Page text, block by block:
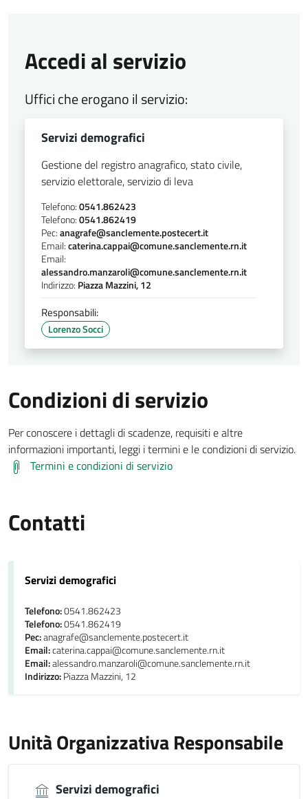
Accedi al servizio
Uffici che erogano il servizio:
Servizi demografici
Gestione del registro anagrafico, stato civile,
servizio elettorale, servizio di leva
Telefono:0541.862423
Telefono:0541.862419
Pec:anagrafe@sanclemente.postecert.it
Email:caterina.cappai@comune.sanclemente.rn.it
Email:
alessandro.manzaroli@comune.sanclemente.rn.it
Indirizzo: Piazza Mazzini, 12
Responsabili:
Lorenzo Socci
Condizioni di servizio
Per conoscere i dettagli di scadenze, requisiti e altre
informazioni importanti, leggi i termini e le condizioni di servizio.
Termini e condizioni di servizio
Contatti
Servizi demografici
Telefono:0541.862423
Telefono:0541.862419
Pec:anagrafe@sanclemente.postecert.it
Email:caterina.cappai@comune.sanclemente.rn.it
Email:alessandro.manzaroli@comune.sanclemente.rn.it
Indirizzo:Piazza Mazzini, 12
Unità Organizzativa Responsabile
Servizi demografici